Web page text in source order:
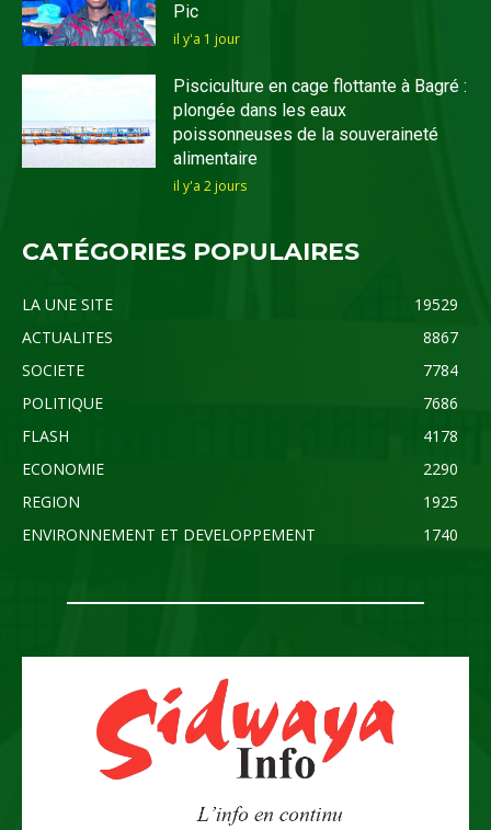
Pic
il y'a 1 jour
Pisciculture en cage flottante à Bagré :
plongée dans les eaux
poissonneuses de la souveraineté
alimentaire
il y'a 2 jours
CATÉGORIES POPULAIRES
LA UNE SITE
19529
ACTUALITES
8867
SOCIETE
7784
POLITIQUE
7686
FLASH
4178
ECONOMIE
2290
REGION
1925
ENVIRONNEMENT ET DEVELOPPEMENT
1740